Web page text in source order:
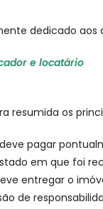
dedicado
e locatário
resumida os
pagar
em que foi
entregar o
de